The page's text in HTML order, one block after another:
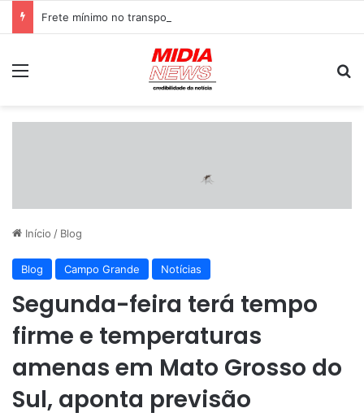
Início / Blog
Blog Campo Grande Notícias
Segunda-feira terá tempo
firme e temperaturas
amenas em Mato Grosso do
Sul, aponta previsão